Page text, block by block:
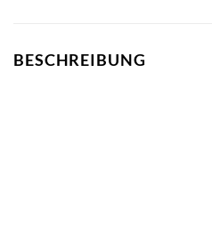
BESCHREIBUNG